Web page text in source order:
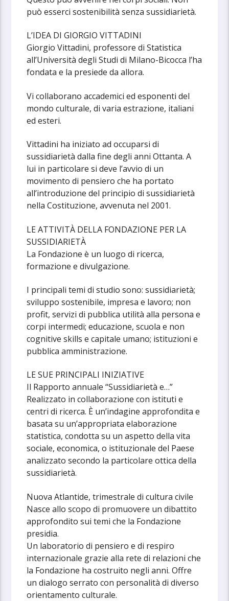
può esserci sostenibilità senza sussidiarietà.
L’IDEA DI GIORGIO VITTADINI
Giorgio Vittadini, professore di Statistica
all’Università degli Studi di Milano-Bicocca l’ha
fondata e la presiede da allora.
Vi collaborano accademici ed esponenti del
mondo culturale, di varia estrazione, italiani
ed esteri.
Vittadini ha iniziato ad occuparsi di
sussidiarietà dalla fine degli anni Ottanta. A
lui in particolare si deve l’avvio di un
movimento di pensiero che ha portato
all’introduzione del principio di sussidiarietà
nella Costituzione, avvenuta nel 2001.
LE ATTIVITÀ DELLA FONDAZIONE PER LA
SUSSIDIARIETÀ
La Fondazione è un luogo di ricerca,
formazione e divulgazione.
I principali temi di studio sono: sussidiarietà;
sviluppo sostenibile, impresa e lavoro; non
profit, servizi di pubblica utilità alla persona e
corpi intermedi; educazione, scuola e non
cognitive skills e capitale umano; istituzioni e
pubblica amministrazione.
LE SUE PRINCIPALI INIZIATIVE
Il Rapporto annuale “Sussidiarietà e…”
Realizzato in collaborazione con istituti e
centri di ricerca. È un’indagine approfondita e
basata su un’appropriata elaborazione
statistica, condotta su un aspetto della vita
sociale, economica, o istituzionale del Paese
analizzato secondo la particolare ottica della
sussidiarietà.
Nuova Atlantide, trimestrale di cultura civile
Nasce allo scopo di promuovere un dibattito
approfondito sui temi che la Fondazione
presidia.
Un laboratorio di pensiero e di respiro
internazionale grazie alla rete di relazioni che
la Fondazione ha costruito negli anni. Offre
un dialogo serrato con personalità di diverso
orientamento culturale.